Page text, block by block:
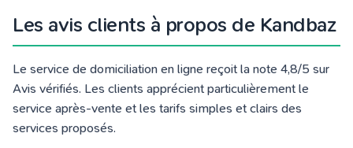
Les avis clients à propos de Kandbaz
Le service de domiciliation en ligne reçoit la note 4,8/5 sur
Avis vérifiés. Les clients apprécient particulièrement le
service après-vente et les tarifs simples et clairs des
services proposés.